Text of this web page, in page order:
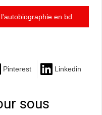
en bd
Pinterest Linkedin
sous